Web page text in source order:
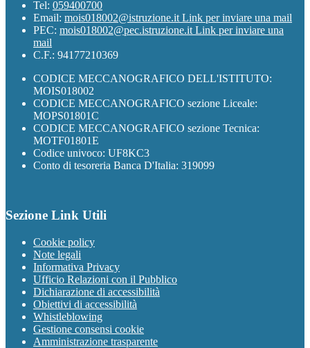
Tel: 059400700
Email: mois018002@istruzione.it Link per inviare una mail
PEC: mois018002@pec.istruzione.it Link per inviare una
mail
C.F.: 94177210369
CODICE MECCANOGRAFICO DELL'ISTITUTO:
MOIS018002
CODICE MECCANOGRAFICO sezione Liceale:
MOPS01801C
CODICE MECCANOGRAFICO sezione Tecnica:
MOTF01801E
Codice univoco: UF8KC3
Conto di tesoreria Banca D'Italia: 319099
Sezione Link Utili
Cookie policy
Note legali
Informativa Privacy
Ufficio Relazioni con il Pubblico
Dichiarazione di accessibilità
Obiettivi di accessibilità
Whistleblowing
Gestione consensi cookie
Amministrazione trasparente